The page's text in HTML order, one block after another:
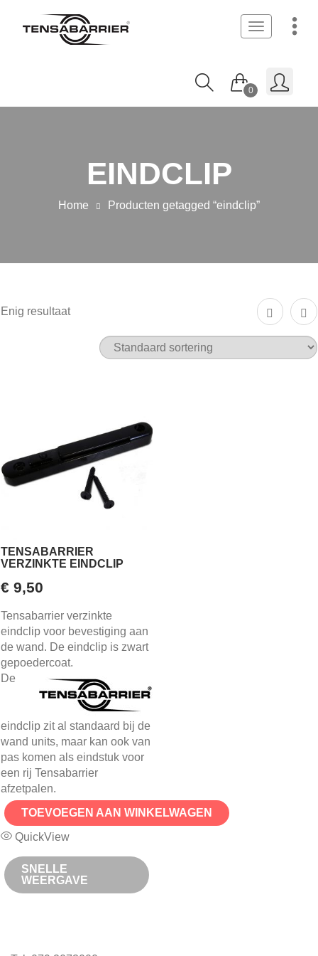
Toggle
0
EINDCLIP
Home Producten getagged “eindclip”
Enig resultaat
TENSABARRIER
VERZINKTE EINDCLIP
€ 9,50
Tensabarrier verzinkte
eindclip voor bevestiging aan
de wand. De eindclip is zwart
gepoedercoat.
De
eindclip zit al standaard bij de
wand units, maar kan ook van
pas komen als eindstuk voor
een rij Tensabarrier
afzetpalen.
TOEVOEGEN AAN WINKELWAGEN
QuickView
SNELLE
WEERGAVE